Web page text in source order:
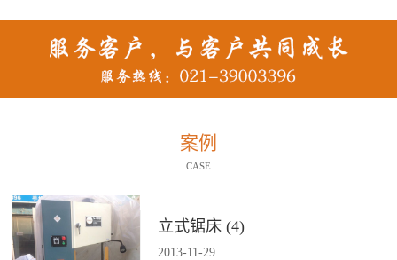
案例
CASE
立式锯床 (4)
2013-11 -29